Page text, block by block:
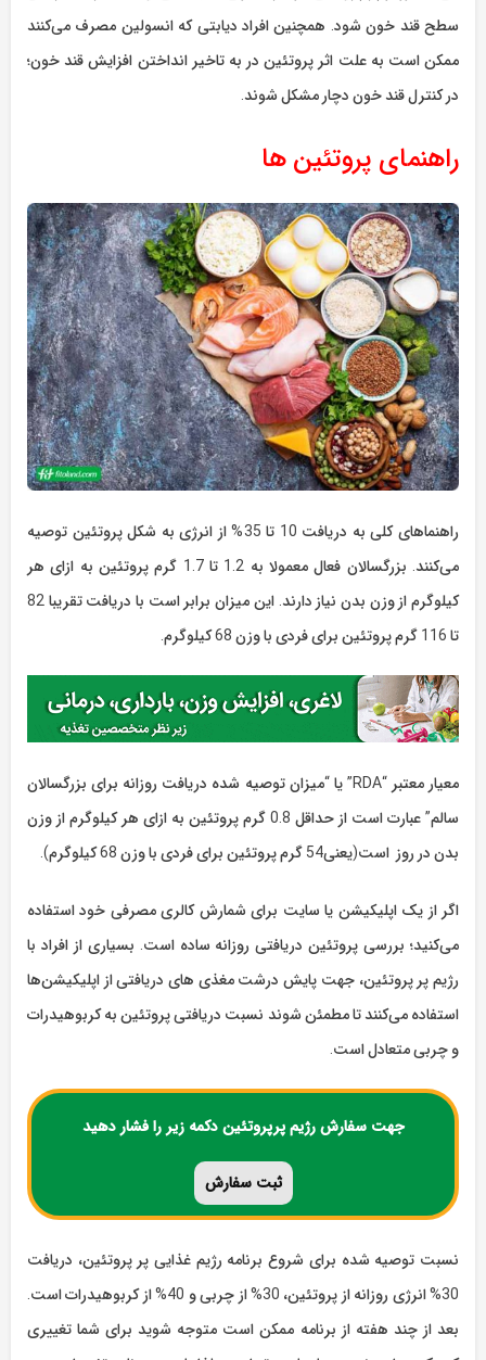
سطح قند خون شود. همچنین افراد دیابتی که انسولین مصرف می‌کنند
ممکن است به علت اثر پروتئین در به تاخیر انداختن افزایش قند خون؛
در کنترل قند خون دچار مشکل شوند.
راهنمای پروتئین ها
راهنماهای کلی به دریافت 10 تا 35% از انرژی به شکل پروتئین توصیه
می‌کنند. بزرگسالان فعال معمولا به 1.2 تا 1.7 گرم پروتئین به ازای هر
کیلوگرم از وزن بدن نیاز دارند. این میزان برابر است با دریافت تقریبا 82
تا 116 گرم پروتئین برای فردی با وزن 68 کیلوگرم.
معیار معتبر “RDA” یا “میزان توصیه شده دریافت روزانه برای بزرگسالان
سالم” عبارت است از حداقل 0.8 گرم پروتئین به ازای هر کیلوگرم از وزن
بدن در روز است(یعنی54 گرم پروتئین برای فردی با وزن 68 کیلوگرم).
اگر از یک اپلیکیشن یا سایت برای شمارش کالری مصرفی خود استفاده
می‌کنید؛ بررسی پروتئین دریافتی روزانه ساده است. بسیاری از افراد با
رژیم پر پروتئین، جهت پایش درشت مغذی های دریافتی از اپلیکیشن‌‌ها
استفاده می‌کنند تا مطمئن شوند نسبت دریافتی پروتئین به کربوهیدرات
و چربی متعادل است.
جهت سفارش رژیم پرپروتئین دکمه زیر را فشار دهید
ثبت سفارش
نسبت توصیه شده برای شروع برنامه رژیم غذایی پر پروتئین، دریافت
30% انرژی روزانه از پروتئین، 30%‌ از چربی و 40% از کربوهیدرات است.
بعد از چند هفته از برنامه ممکن است متوجه شوید برای شما تغییری